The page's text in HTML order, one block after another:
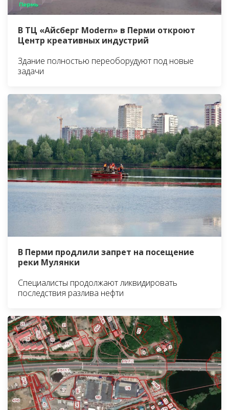
В ТЦ «Айсберг Modern» в Перми откроют
Центр креативных индустрий
Здание полностью переоборудуют под новые
задачи
В Перми продлили запрет на посещение
реки Мулянки
Специалисты продолжают ликвидировать
последствия разлива нефти